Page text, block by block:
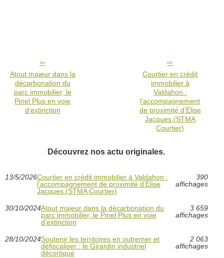
Atout majeur dans la
décarbonation du
parc immobilier, le
Pinel Plus en voie
d’extinction
Courtier en crédit
immobilier à
Valdahon :
l’accompagnement
de proximité d’Élise
Jacques (STMA
Courtier)
Découvrez nos actu originales.
13/5/2026Courtier en crédit immobilier à Valdahon :
l’accompagnement de proximité d’Élise
Jacques (STMA Courtier)
390
affichages
30/10/2024Atout majeur dans la décarbonation du
parc immobilier, le Pinel Plus en voie
d’extinction
3 659
affichages
28/10/2024Soutenir les territoires en outremer et
défiscaliser : le Girardin industriel
décortiqué
2 063
affichages